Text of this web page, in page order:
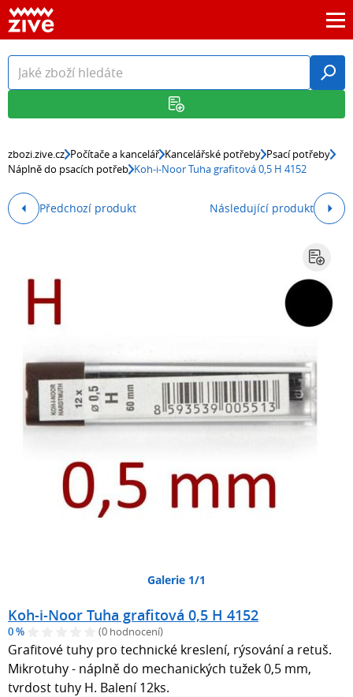
zbozi.zive.cz Počítače a kancelář Kancelářské potřeby Psací potřeby
Náplně do psacích potřeb Koh-i-Noor Tuha grafitová 0,5 H 4152
Předchozí produkt Následující produkt
Galerie 1/1
Koh-i-Noor Tuha grafitová 0,5 H 4152
0 % (0 hodnocení)
Grafitové tuhy pro technické kreslení, rýsování a retuš.
Mikrotuhy - náplně do mechanických tužek 0,5 mm,
tvrdost tuhy H. Balení 12ks.